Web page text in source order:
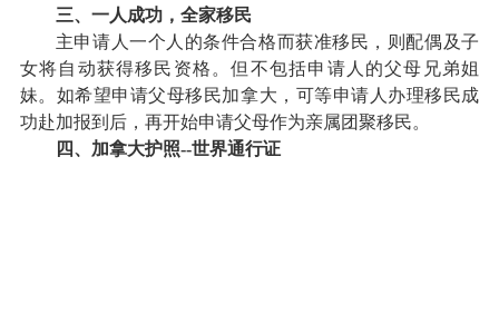
三、一人成功，全家移民
主申请人一个人的条件合格而获准移民，则配偶及子
女将自动获得移民资格。但不包括申请人的父母兄弟姐
妹。如希望申请父母移民加拿大，可等申请人办理移民成
功赴加报到后，再开始申请父母作为亲属团聚移民。
四、加拿大护照--世界通行证